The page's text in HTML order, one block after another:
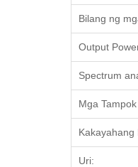
Bilang ng
Output
Spectrum
Mga
Kakayahang
Uri: